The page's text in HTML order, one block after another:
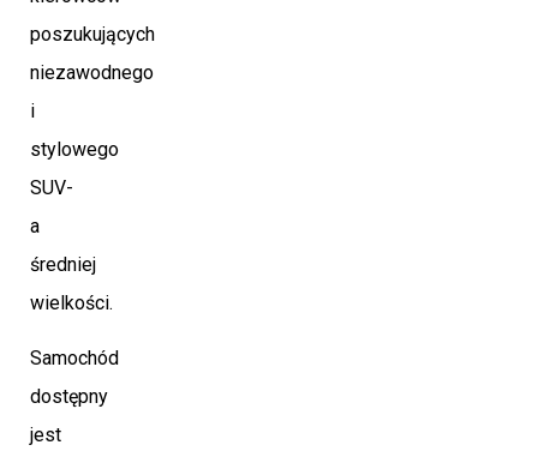
poszukujących
niezawodnego
i
stylowego
SUV-
a
średniej
wielkości.
Samochód
dostępny
jest